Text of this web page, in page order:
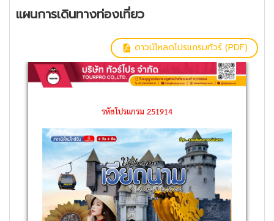
แผนการเดินทางท่องเที่ยว
ดาวน์โหลดโปรแกรมทัวร์ (PDF)